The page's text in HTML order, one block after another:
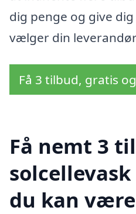
dig penge og give
vælger din
Få 3 tilbud, gratis
Få nemt 3
du kan